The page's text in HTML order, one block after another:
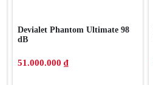
Devialet Phantom Ultimate 98
dB
51.000.000 ₫